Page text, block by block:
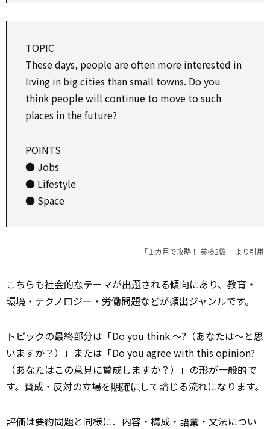
TOPIC
These days, people are often more interested in
living in big cities than small towns. Do you
think people will continue to move to such
places in the future?
POINTS
● Jobs
● Lifestyle
● Space
「１カ月で攻略！ 英検2級」 より引用
こちらも社会的なテーマが出題される傾向にあり、教育・
環境・テクノロジー・労働問題などが頻出ジャンルです。
トピックの最終部分は「Do you think 〜?（あなたは〜と思
いますか？）」または「Do you agree with this opinion?
（あなたはこの意見に賛成しますか？）」の形が一般的で
す。賛成・反対の立場を明確にして論じる流れになります。
評価は要約問題と同様に、内容・構成・語彙・文法につい